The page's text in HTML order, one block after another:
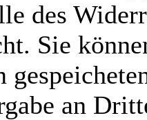
des
Sie
an